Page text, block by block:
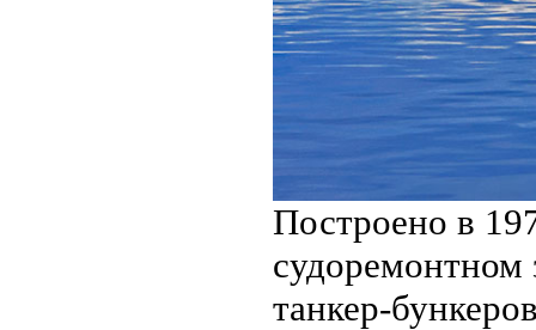
Построено в
судоремонтном
танкер-